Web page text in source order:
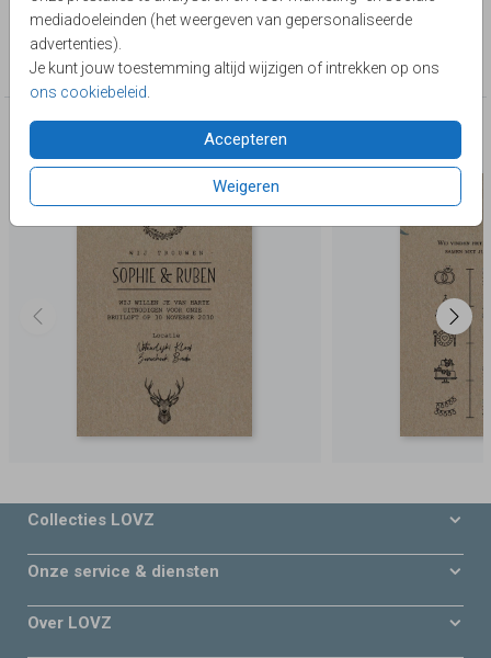
mediadoeleinden (het weergeven van gepersonaliseerde
advertenties).
Je kunt jouw toestemming altijd wijzigen of intrekken op ons
ons cookiebeleid
Accepteren
Weigeren
Lievez
Collectie
Kraft
Deze producten zijn wellicht ook iets voor je
Collecties LOVZ
Onze service & diensten
Over LOVZ